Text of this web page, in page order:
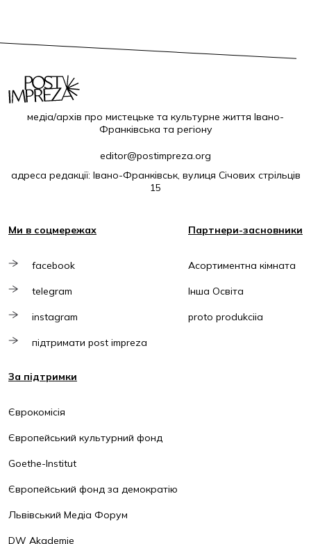
медіа/архів про мистецьке та культурне життя Івано-
Франківська та регіону
editor@postimpreza.org
адреса редакції: Івано-Франківськ, вулиця Січових стрільців
15
Ми в соцмережах
facebook
telegram
instagram
підтримати post impreza
Партнери-засновники
Асортиментна кімната
Інша Освіта
proto produkciia
За підтримки
Єврокомісія
Європейський культурний фонд
Goethe-Institut
Європейський фонд за демократію
Львівський Медіа Форум
DW Akademie